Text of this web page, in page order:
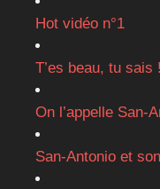
Hot vidéo n°1
T’es beau, tu sais !
On l’appelle San-
San-Antonio et